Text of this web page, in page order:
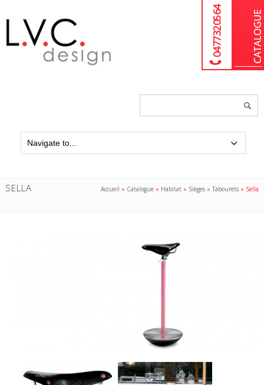
04 77 32 05 64
SELLA Accueil » Catalogue » Habitat » Sièges »Tabourets » Sella